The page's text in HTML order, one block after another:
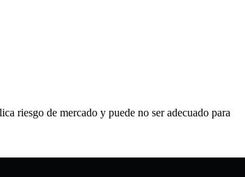
riesgo de mercado y puede no ser adecuado para